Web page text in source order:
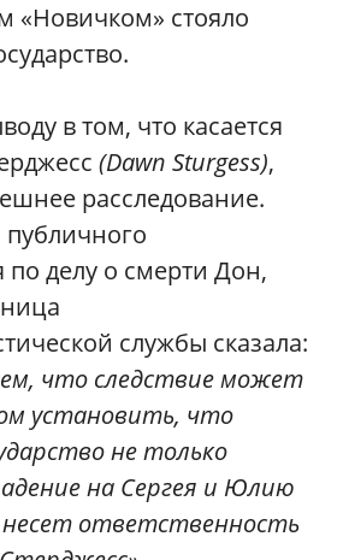
«Новичком» стояло
в том, что касается
(Dawn Sturgess),
расследование.
по делу о смерти Дон,
службы сказала:
что следствие может
установить, что
не только
на Сергея и Юлию
несет ответственность